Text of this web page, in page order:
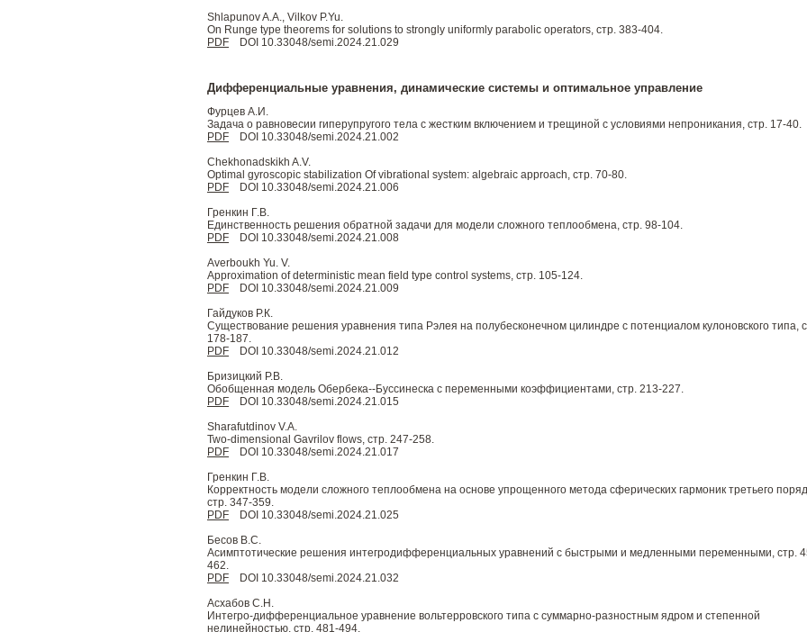
Shlapunov A.A., Vilkov P.Yu.
On Runge type theorems for solutions to strongly uniformly parabolic operators, стр. 383-404.
PDF DOI 10.33048/semi.2024.21.029
Дифференциальные уравнения, динамические системы и оптимальное управление
Фурцев А.И.
Задача о равновесии гиперупругого тела c жестким включением и трещиной с условиями непроникания, стр. 17-40.
PDF DOI 10.33048/semi.2024.21.002
Chekhonadskikh A.V.
Optimal gyroscopic stabilization Of vibrational system: algebraic approach, стр. 70-80.
PDF DOI 10.33048/semi.2024.21.006
Гренкин Г.В.
Единственность решения обратной задачи для модели сложного теплообмена, стр. 98-104.
PDF DOI 10.33048/semi.2024.21.008
Averboukh Yu. V.
Approximation of deterministic mean field type control systems, стр. 105-124.
PDF DOI 10.33048/semi.2024.21.009
Гайдуков Р.К.
Существование решения уравнения типа Рэлея на полубесконечном цилиндре с потенциалом кулоновского типа,
178-187.
PDF DOI 10.33048/semi.2024.21.012
Бризицкий Р.В.
Обобщенная модель Обербека--Буссинеска с переменными коэффициентами, стр. 213-227.
PDF DOI 10.33048/semi.2024.21.015
Sharafutdinov V.A.
Two-dimensional Gavrilov flows, стр. 247-258.
PDF DOI 10.33048/semi.2024.21.017
Гренкин Г.В.
Корректность модели сложного теплообмена на основе упрощенного метода сферических гармоник третьего
стр. 347-359.
PDF DOI 10.33048/semi.2024.21.025
Бесов В.С.
Асимптотические решения интегродифференциальных уравнений с быстрыми и медленными переменными, стр.
462.
PDF DOI 10.33048/semi.2024.21.032
Асхабов С.Н.
Интегро-дифференциальное уравнение вольтерровского типа с суммарно-разностным ядром и степенной
нелинейностью, стр. 481-494.